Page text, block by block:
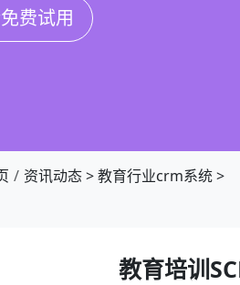
费试用
费试用
费试用
费试用
资讯动态>教育行业crm系统>
教育培训